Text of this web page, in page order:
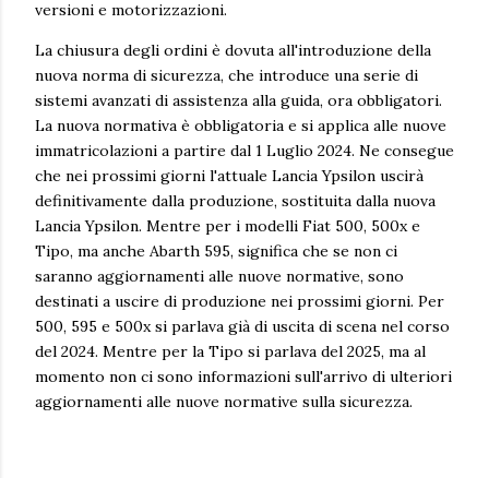
versioni e motorizzazioni.
La chiusura degli ordini è dovuta all'introduzione della
nuova norma di sicurezza, che introduce una serie di
sistemi avanzati di assistenza alla guida, ora obbligatori.
La nuova normativa è obbligatoria e si applica alle nuove
immatricolazioni a partire dal 1 Luglio 2024. Ne consegue
che nei prossimi giorni l'attuale Lancia Ypsilon uscirà
definitivamente dalla produzione, sostituita dalla nuova
Lancia Ypsilon. Mentre per i modelli Fiat 500, 500x e
Tipo, ma anche Abarth 595, significa che se non ci
saranno aggiornamenti alle nuove normative, sono
destinati a uscire di produzione nei prossimi giorni. Per
500, 595 e 500x si parlava già di uscita di scena nel corso
del 2024. Mentre per la Tipo si parlava del 2025, ma al
momento non ci sono informazioni sull'arrivo di ulteriori
aggiornamenti alle nuove normative sulla sicurezza.